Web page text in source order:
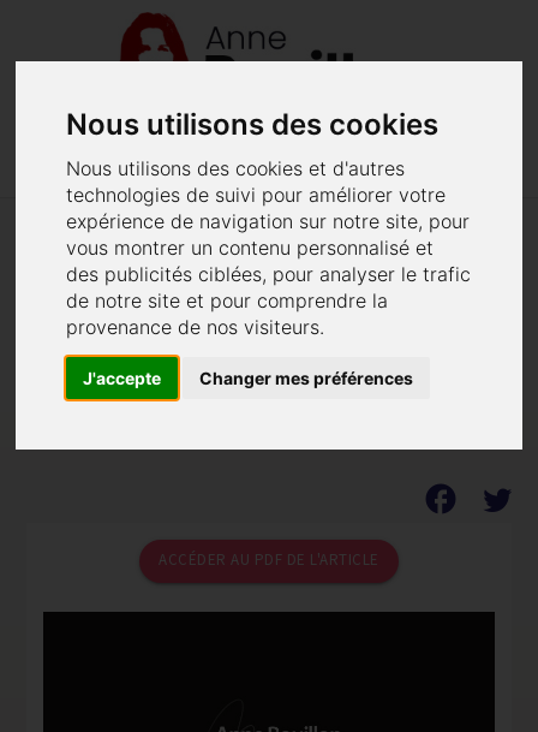
Nous utilisons des cookies
Nous utilisons des cookies et d'autres
technologies de suivi pour améliorer votre
expérience de navigation sur notre site, pour
vous montrer un contenu personnalisé et
des publicités ciblées, pour analyser le trafic
de notre site et pour comprendre la
provenance de nos visiteurs.
J'accepte Changer mes préférences
menu Menu phone 02 40 48 62 52
Verbalisation des clients de
prostituées
Ce qu'en pensent les acteurs de terrain
facebook
ACCÉDER AU PDF DE L'ARTICLE